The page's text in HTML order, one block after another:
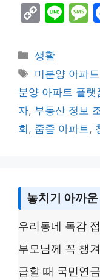
C
p
y
Li
n
k
Li
s
a
g
e
Categories
생활
Tags
미분양 아파
분양 아파트 플랫
자, 부동산 정보
회 , 줍줍 아파트,
놓치기 아까
우리동네 독감
부모님께 꼭 챙
급할 때 국민연